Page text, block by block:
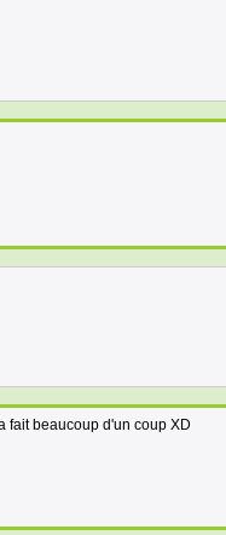
fait beaucoup d'un coup XD